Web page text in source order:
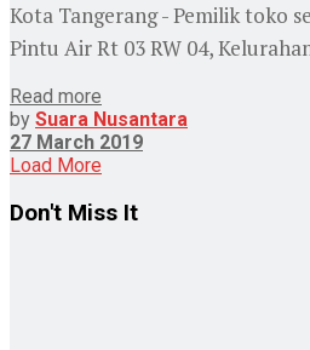
Kota Tangerang - Pemilik toko
Pintu Air Rt 03 RW 04,
Read more
by Suara Nusantara
27 March 2019
Load More
Don't Miss It